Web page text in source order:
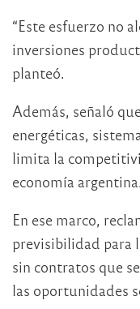
“Este esfuerzo no
inversiones
planteó.
Además, señaló
energéticas,
limita la
economía argentina.
En ese marco,
previsibilidad para
sin contratos que
las oportunidades